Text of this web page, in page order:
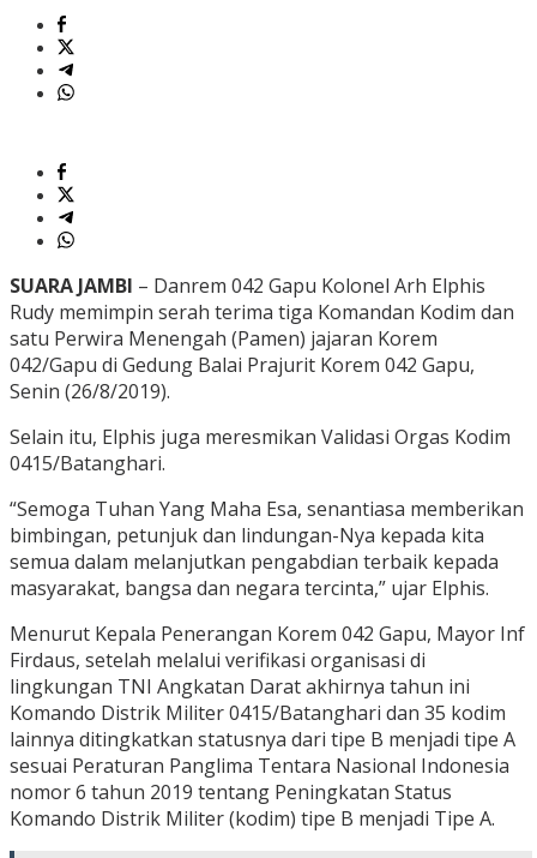
SUARA JAMBI – Danrem 042 Gapu Kolonel Arh Elphis
Rudy memimpin serah terima tiga Komandan Kodim dan
satu Perwira Menengah (Pamen) jajaran Korem
042/Gapu di Gedung Balai Prajurit Korem 042 Gapu,
Senin (26/8/2019).
Selain itu, Elphis juga meresmikan Validasi Orgas Kodim
0415/Batanghari.
“Semoga Tuhan Yang Maha Esa, senantiasa memberikan
bimbingan, petunjuk dan lindungan-Nya kepada kita
semua dalam melanjutkan pengabdian terbaik kepada
masyarakat, bangsa dan negara tercinta,” ujar Elphis.
Menurut Kepala Penerangan Korem 042 Gapu, Mayor Inf
Firdaus, setelah melalui verifikasi organisasi di
lingkungan TNI Angkatan Darat akhirnya tahun ini
Komando Distrik Militer 0415/Batanghari dan 35 kodim
lainnya ditingkatkan statusnya dari tipe B menjadi tipe A
sesuai Peraturan Panglima Tentara Nasional Indonesia
nomor 6 tahun 2019 tentang Peningkatan Status
Komando Distrik Militer (kodim) tipe B menjadi Tipe A.